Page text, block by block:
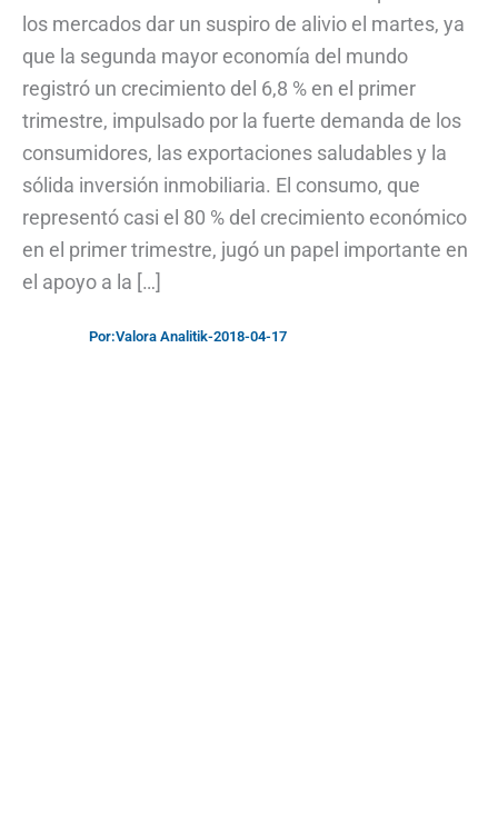
los mercados dar un suspiro de alivio el martes, ya
que la segunda mayor economía del mundo
registró un crecimiento del 6,8 % en el primer
trimestre, impulsado por la fuerte demanda de los
consumidores, las exportaciones saludables y la
sólida inversión inmobiliaria. El consumo, que
representó casi el 80 % del crecimiento económico
en el primer trimestre, jugó un papel importante en
el apoyo a la […]
Por:Valora Analitik-2018-04-17